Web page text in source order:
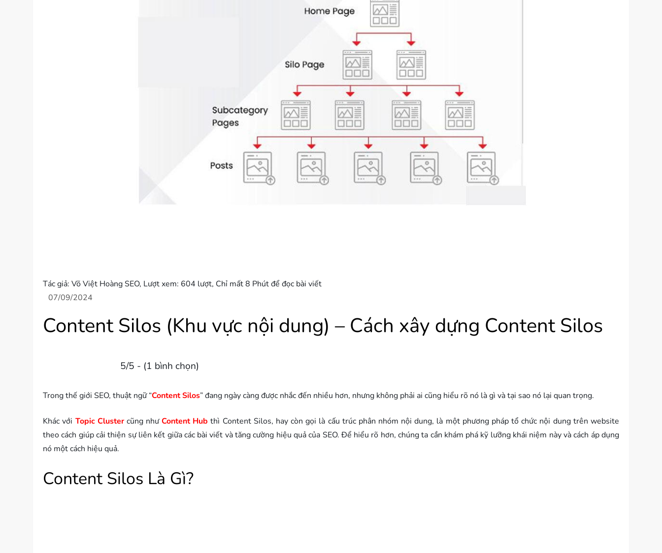
Tác giả:Võ Việt Hoàng SEO, Lượt xem: 604 lượt, Chỉ mất 8 Phút để đọc bài viết
Content Silos (Khu vực nội dung) – Cách xây dựng Content Silos
5/5 - (1 bình chọn)
Trong thế giới SEO, thuật ngữ “Content Silos” đang ngày càng được nhắc đến nhiều hơn, nhưng không phải ai cũng hiểu rõ nó là gì và tại sao nó lại quan trọng.
Khác với Topic Clustercũng nhưContent Hub thì Content Silos, hay còn gọi là cấu trúc phân nhóm nội dung, là một phương pháp tổ chức nội dung trên website
theo cách giúp cải thiện sự liên kết giữa các bài viết và tăng cường hiệu quả của SEO. Để hiểu rõ hơn, chúng ta cần khám phá kỹ lưỡng khái niệm này và cách áp dụng
nó một cách hiệu quả.
Content Silos Là Gì?